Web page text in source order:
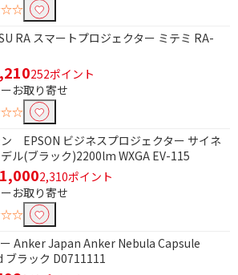
RA スマートプロジェクター ミテミ RA-
252ポイント
お取り寄せ
EPSON ビジネスプロジェクター サイネ
ル(ブラック)2200lm WXGA EV-115
2,310ポイント
お取り寄せ
Anker Japan Anker Nebula Capsule
ブラック D0711111
度で絞り込む
り込む
未満
絞り込む
り